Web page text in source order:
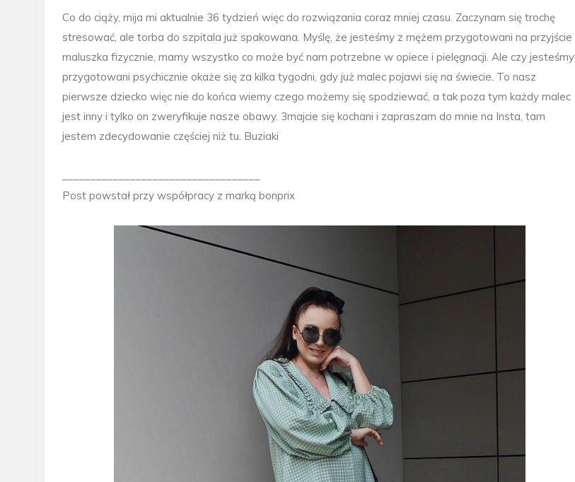
Co do ciąży, mija mi aktualnie 36 tydzień więc do rozwiązania coraz mniej czasu. Zaczynam się trochę
stresować, ale torba do szpitala już spakowana. Myślę, że jesteśmy z mężem przygotowani na przyjście
maluszka fizycznie, mamy wszystko co może być nam potrzebne w opiece i pielęgnacji. Ale czy jesteśmy
przygotowani psychicznie okaże się za kilka tygodni, gdy już malec pojawi się na świecie. To nasz
pierwsze dziecko więc nie do końca wiemy czego możemy się spodziewać, a tak poza tym każdy malec
jest inny i tylko on zweryfikuje nasze obawy. 3majcie się kochani i zapraszam do mnie na Insta, tam
jestem zdecydowanie częściej niż tu. Buziaki
Post powstał przy współpracy z marką bonprix